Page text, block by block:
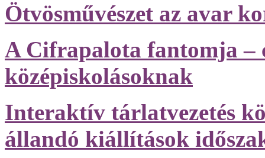
Ötvösművészet az avar
A Cifrapalota fantomja –
középiskolásoknak
Interaktív tárlatvezetés
állandó kiállítások